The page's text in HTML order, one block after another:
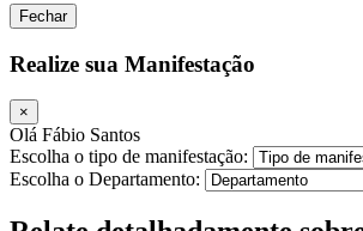
Fechar
Realize sua Manifestação
×
Olá Fábio Santos
Escolha o tipo de manifestação:
Escolha o Departamento: